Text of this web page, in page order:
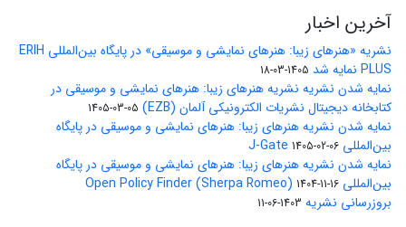
آخرین اخبار
نشریه «هنرهای زیبا: هنرهای نمایشی و موسیقی» در پایگاه بین‌المللی ERIH
PLUS نمایه شد
1405-03-18
نمایه شدن نشریه نشریه هنرهای زیبا: هنرهای نمایشی و موسیقی در
کتابخانه دیجیتال نشریات الکترونیکی آلمان (EZB)
1405-03-05
نمایه شدن نشریه هنرهای زیبا: هنرهای نمایشی و موسیقی در پایگاه
بین‌المللی J-Gate 1405-02-06
نمایه شدن نشریه هنرهای زیبا: هنرهای نمایشی و موسیقی در پایگاه
بین‌المللی Open Policy Finder (Sherpa Romeo) 1404-11-16
بروزرسانی نشریه 1403-06-11